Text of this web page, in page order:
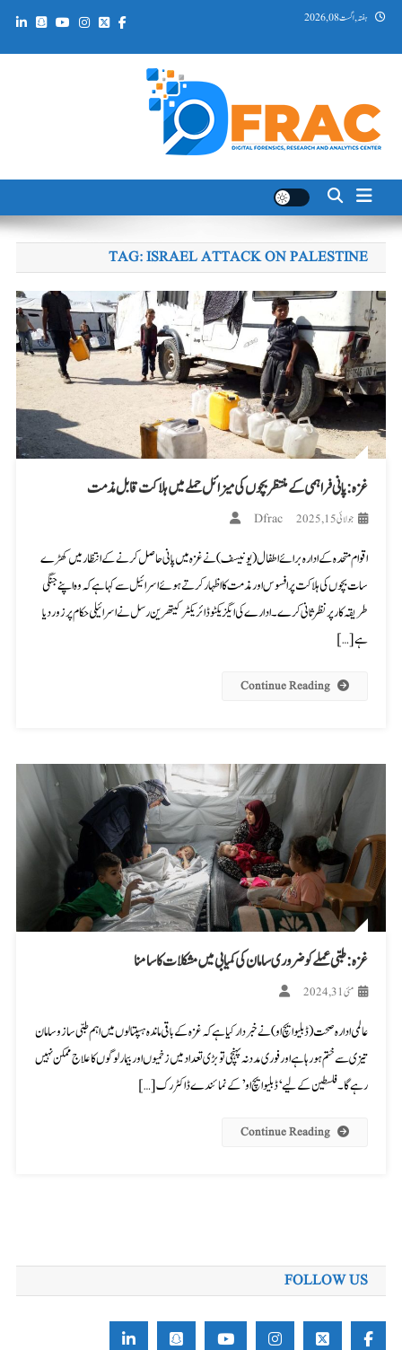
Skip ہفتہ, اگست 08, 2026
DFRAC_ORG
TAG:ISRAEL ATTACK ON PALESTINE
غزہ: پانی فراہمی کے منتظر بچوں کی میزائل حملے میں ہلاکت قابل مذمت
جولائی 15, 2025 Dfrac
اقوام متحدہ کے ادارہ برائے اطفال (یونیسف) نے غزہ میں پانی حاصل کرنے کے انتظار میں کھڑے
سات بچوں کی ہلاکت پر افسوس اور مذمت کا اظہار کرتے ہوئے اسرائیل سے کہا ہے کہ وہ اپنے جنگی
طریقہ کار پر نظرثانی کرے۔ ادارے کی ایگزیکٹو ڈائریکٹر کیتھرین رسل نے اسرائیلی حکام پر زور دیا
ہے […]
Continue Reading
غزہ: طبی عملے کو ضروری سامان کی کمیابی میں مشکلات کا سامنا
مئی 31, 2024
عالمی ادارہ صحت (ڈبلیو ایچ او) نے خبردار کیا ہے کہ غزہ کے باقی ماندہ ہسپتالوں میں اہم طبی سازوسامان
تیزی سے ختم ہو رہا ہے اور فوری مدد نہ پہنچی تو بڑی تعداد میں زخمیوں اور بیمار لوگوں کا علاج ممکن نہیں
رہے گا۔ فلسطین کے لیے ‘ڈبلیو ایچ او’ کے نمائندے ڈاکٹر رک […]
Continue Reading
FOLLOW US